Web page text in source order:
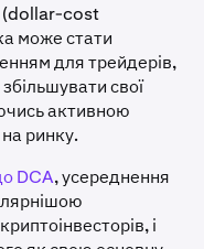
(dollar-cost
може стати
для трейдерів,
свої
активною
ринку.
DCA, усереднення
і